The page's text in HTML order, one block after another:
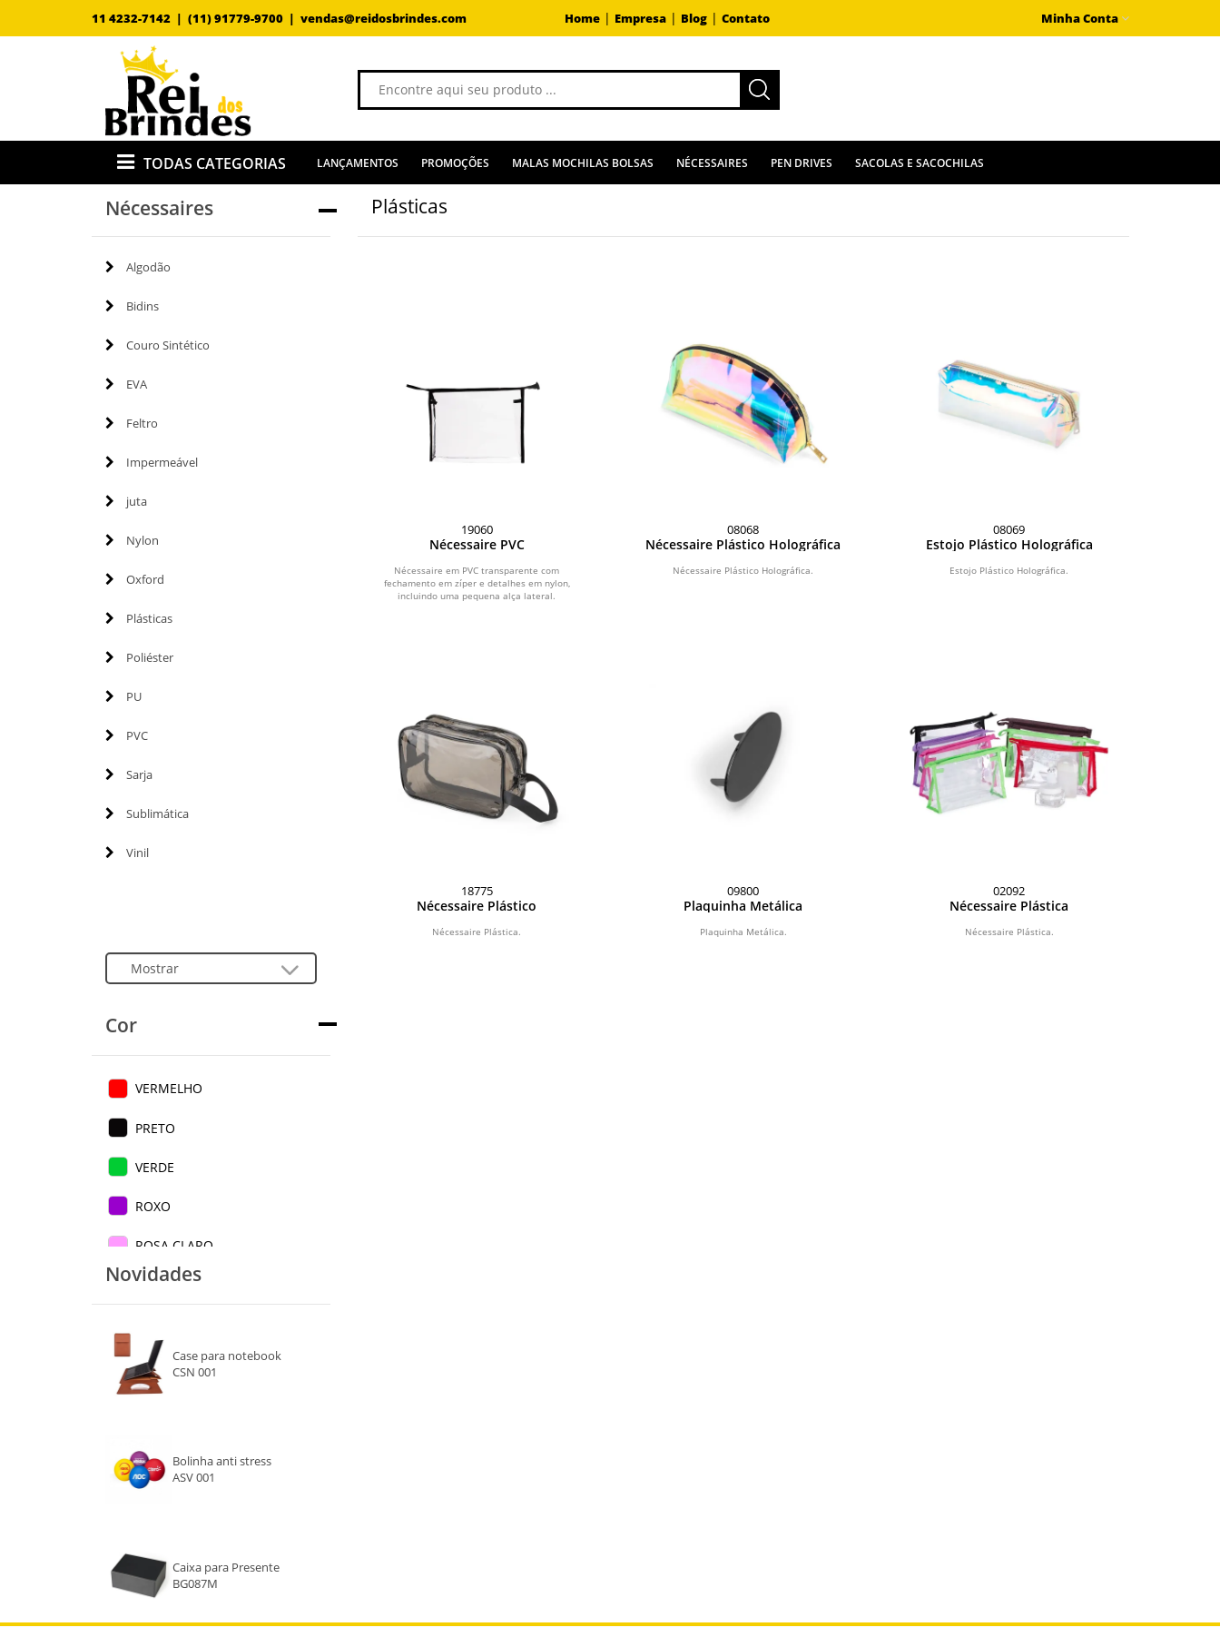
11 4232-7142 | (11) 91779-9700 | vendas@reidosbrindes.com Home| Empresa| Blog| Contato Minha Conta
TODAS CATEGORIAS LANÇAMENTOS PROMOÇÕES MALAS MOCHILAS BOLSAS NÉCESSAIRES PEN DRIVES SACOLAS E SACOCHILAS
Nécessaires
Algodão
Bidins
Couro Sintético
EVA
Feltro
Impermeável
juta
Nylon
Oxford
Plásticas
Poliéster
PU
PVC
Sarja
Sublimática
Vinil
Cor
VERMELHO
PRETO
VERDE
ROXO
ROSA CLARO
ROSA ESCURO
DOURADO
Novidades
Case para notebook
CSN 001
Bolinha anti stress
ASV 001
Caixa para Presente
BG087M
Plásticas
19060
Nécessaire PVC
Nécessaire em PVC transparente com
fechamento em zíper e detalhes em nylon,
incluindo uma pequena alça lateral.
08068
Nécessaire Plástico Holográfica
Nécessaire Plástico Holográfica.
08069
Estojo Plástico Holográfica
Estojo Plástico Holográfica.
18775
Nécessaire Plástico
Nécessaire Plástica.
09800
Plaquinha Metálica
Plaquinha Metálica.
02092
Nécessaire Plástica
Nécessaire Plástica.